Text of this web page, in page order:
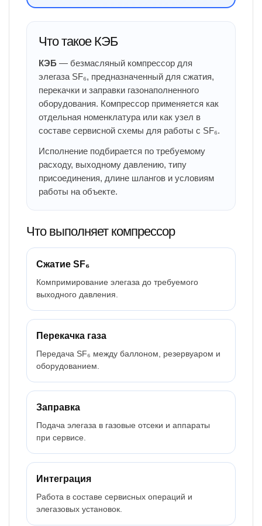
Что такое КЭБ
КЭБ — безмасляный компрессор для
элегаза SF₆, предназначенный для сжатия,
перекачки и заправки газонаполненного
оборудования. Компрессор применяется как
отдельная номенклатура или как узел в
составе сервисной схемы для работы с SF₆.
Исполнение подбирается по требуемому
расходу, выходному давлению, типу
присоединения, длине шлангов и условиям
работы на объекте.
Что выполняет компрессор
Сжатие SF₆
Компримирование элегаза до требуемого
выходного давления.
Перекачка газа
Передача SF₆ между баллоном, резервуаром и
оборудованием.
Заправка
Подача элегаза в газовые отсеки и аппараты
при сервисе.
Интеграция
Работа в составе сервисных операций и
элегазовых установок.